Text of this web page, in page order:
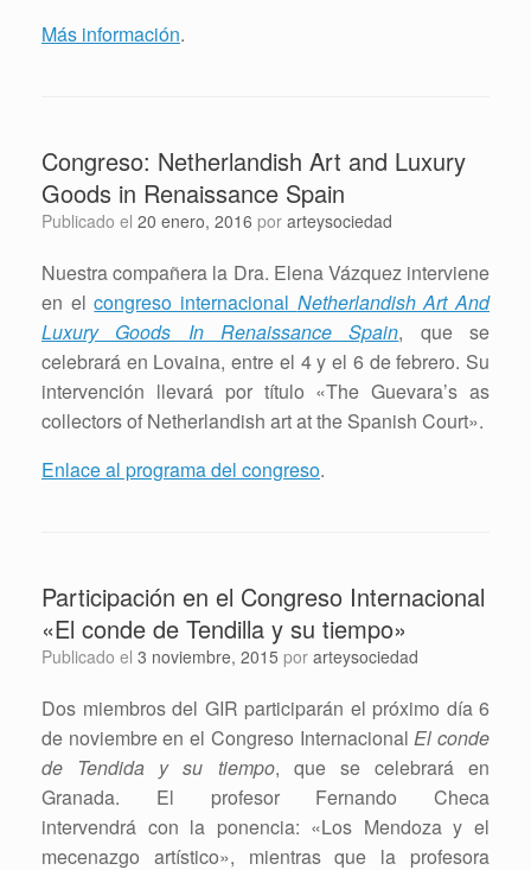
Más información.
Congreso: Netherlandish Art and Luxury
Goods in Renaissance Spain
Publicado el 20 enero, 2016 por arteysociedad
Nuestra compañera la Dra. Elena Vázquez interviene
en elcongreso internacional Netherlandish Art And
Luxury Goods In Renaissance Spain, que se
celebrará en Lovaina, entre el 4 y el 6 de febrero. Su
intervención llevará por título «The Guevara’s as
collectors of Netherlandish art at the Spanish Court».
Enlace al programa del congreso.
Participación en el Congreso Internacional
«El conde de Tendilla y su tiempo»
Publicado el 3 noviembre, 2015 por arteysociedad
Dos miembros del GIR participarán el próximo día 6
de noviembre en el Congreso InternacionalEl conde
de Tendida y su tiempo, que se celebrará en
Granada. El profesor Fernando Checa
intervendrá con la ponencia: «Los Mendoza y el
mecenazgo artístico», mientras que la profesora